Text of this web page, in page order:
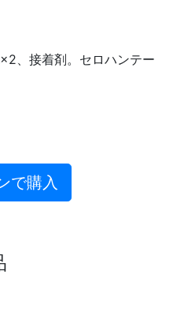
、接着剤。セロハンテー
で購入